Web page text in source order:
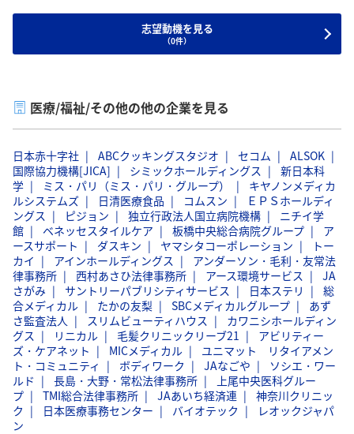
志望動機を見る
（0件）
医療/福祉/その他の他の企業を見る
日本赤十字社 ABCクッキングスタジオ セコム
ALSOK
国際協力機構[JICA]
シミックホールディングス
新日本科
学
ミス・パリ（ミス・パリ・グループ）
キヤノンメディカ
ルシステムズ
日清医療食品 コムスン
ＥＰＳホールディ
ングス
ピジョン 独立行政法人国立病院機構
ニチイ学
館
ベネッセスタイルケア 板橋中央総合病院グループ
ア
ースサポート
ダスキン ヤマシタコーポレーション
トー
カイ
アインホールディングス
アンダーソン・毛利・友常法
律事務所
西村あさひ法律事務所 アース環境サービス
JA
さがみ
サントリーパブリシティサービス 日本ステリ
総
合メディカル
たかの友梨 SBCメディカルグループ
あず
さ監査法人
スリムビューティハウス
カワニシホールディン
グス
リニカル 毛髪クリニックリーブ21
アビリティー
ズ・ケアネット
MICメディカル
ユニマット リタイアメン
ト・コミュニティ
ボディワーク JAなごや
ソシエ・ワー
ルド
長島・大野・常松法律事務所
上尾中央医科グルー
プ
TMI総合法律事務所 JAあいち経済連
神奈川クリニッ
ク
日本医療事務センター バイオテック
レオックジャパ
ン